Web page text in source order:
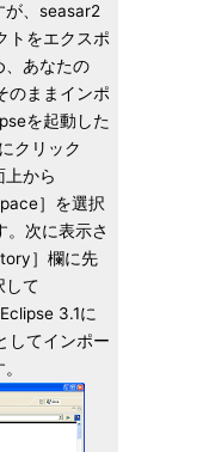
が、seasar2
トをエクスポ
、あなたの
のままインポ
を起動した
クリック
上から
］を選択
。次に表示さ
］欄に先
して
3.1に
してインポー